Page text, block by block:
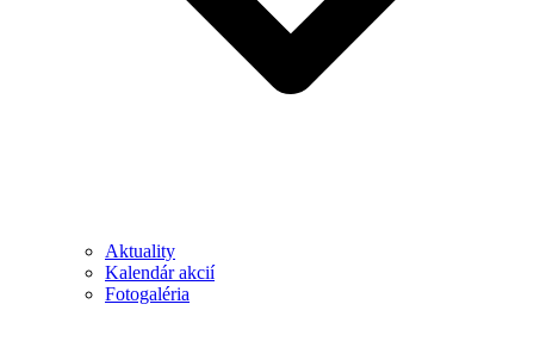
Aktuality
Kalendár akcií
Fotogaléria